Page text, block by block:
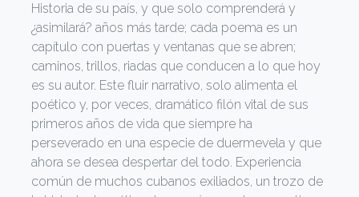
Historia de su país, y que solo comprenderá y
¿asimilará? años más tarde; cada poema es un
capítulo con puertas y ventanas que se abren;
caminos, trillos, riadas que conducen a lo que hoy
es su autor. Este fluir narrativo, solo alimenta el
poético y, por veces, dramático filón vital de sus
primeros años de vida que siempre ha
perseverado en una especie de duermevela y que
ahora se desea despertar del todo. Experiencia
común de muchos cubanos exiliados, un trozo de